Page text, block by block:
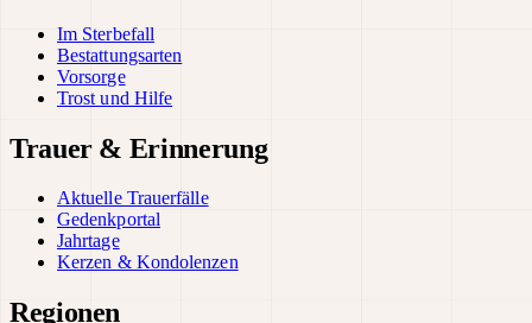
Im Sterbefall
Bestattungsarten
Vorsorge
Trost und Hilfe
Trauer & Erinnerung
Aktuelle Trauerfälle
Gedenkportal
Jahrtage
Kerzen & Kondolenzen
Regionen